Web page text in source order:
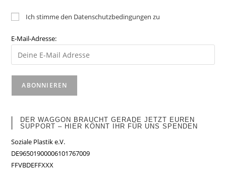
Ich stimme den Datenschutzbedingungen zu
E-Mail-Adresse:
DER WAGGON BRAUCHT GERADE JETZT EUREN
SUPPORT – HIER KÖNNT IHR FÜR UNS SPENDEN
Soziale Plastik e.V.
DE96501900006101767009
FFVBDEFFXXX